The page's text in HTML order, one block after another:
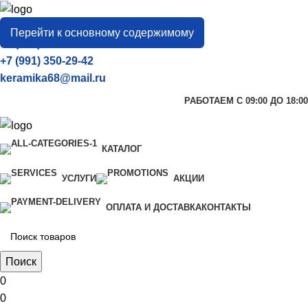
Перейти к основному содержимому
город
Тамбов
+7 (906) 657-33-54
+7 (991) 350-29-42
keramika68@mail.ru
РАБОТАЕМ С 09:00 ДО 18:00
КАТАЛОГ
УСЛУГИ АКЦИИ
ОПЛАТА И ДОСТАВКАКОНТАКТЫ
Поиск
0
0